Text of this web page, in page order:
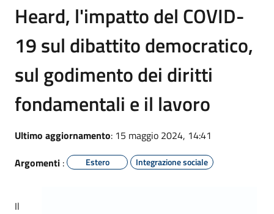
Heard, l'impatto del COVID-
19 sul dibattito democratico,
sul godimento dei diritti
fondamentali e il lavoro
Ultimo aggiornamento: 15 maggio 2024, 14:41
Argomenti : Estero Integrazione sociale
Il